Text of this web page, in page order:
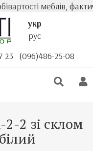
меблів, фактична
укр
рус
23 (096)486-25-08
2 зі склом